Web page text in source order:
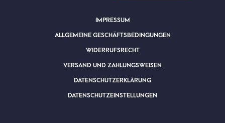
IMPRESSUM
ALLGEMEINE GESCHÄFTSBEDINGUNGEN
WIDERRUFSRECHT
VERSAND UND ZAHLUNGSWEISEN
DATENSCHUTZERKLÄRUNG
DATENSCHUTZEINSTELLUNGEN